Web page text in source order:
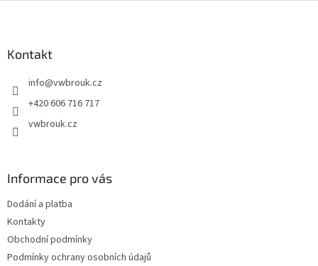
Kontakt
info@vwbrouk.cz
+420 606 716 717
vwbrouk.cz
Informace pro vás
Dodání a platba
Kontakty
Obchodní podmínky
Podmínky ochrany osobních údajů